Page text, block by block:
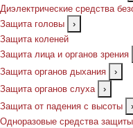
Диэлектрические средства
Защита головы
›
Защита коленей
Защита лица и органов зрения
Защита органов дыхания
›
Защита органов слуха
›
Защита от падения с высоты
›
Одноразовые средства защиты